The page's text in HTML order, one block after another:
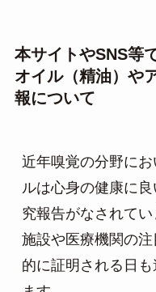
本サイトやSNS等
オイル（精油）や
報について
近年嗅覚の分野に
ルは心身の健康に
究報告がなされて
施設や医療機関の
的に証明される日